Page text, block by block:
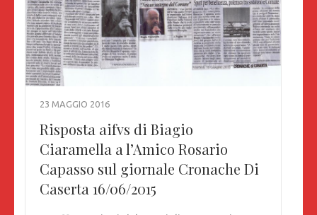
23 MAGGIO 2016
Risposta aifvs di Biagio
Ciaramella a l’Amico Rosario
Capasso sul giornale Cronache Di
Caserta 16/06/2015